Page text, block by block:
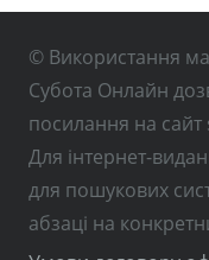
© Використання
Субота Онлайн
посилання на
Для інтернет-
для пошукових
абзаці на